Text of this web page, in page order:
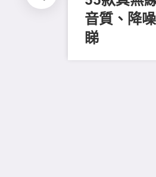
音質、降
睇